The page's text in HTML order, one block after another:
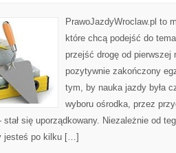
PrawoJazdyWroclaw.pl to
które chcą podejść do
przejść drogę od pierwszej
pozytywnie zakończony
tym, by nauka jazdy była
wyboru ośrodka, przez
się uporządkowany. Niezależnie od
jesteś po kilku […]